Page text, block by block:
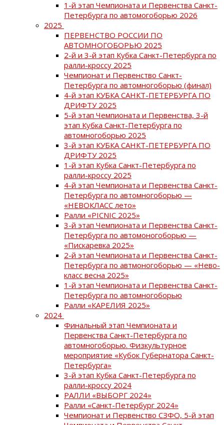
1-й этап Чемпионата и Первенства Санкт-
Петербурга по автомогоборью 2026
2025
ПЕРВЕНСТВО РОССИИ ПО
АВТОМНОГОБОРЬЮ 2025
2-й и 3-й этап Кубка Санкт-Петербурга по
ралли-кроссу 2025
Чемпионат и Первенство Санкт-
Петербурга по автомногоборью (финал)
4-й этап КУБКА САНКТ-ПЕТЕРБУРГА ПО
ДРИФТУ 2025
5-й этап Чемпионата и Первенства, 3-й
этап Кубка Санкт-Петербурга по
автомногоборью 2025
3-й этап КУБКА САНКТ-ПЕТЕРБУРГА ПО
ДРИФТУ 2025
1-й этап Кубка Санкт-Петербурга по
ралли-кроссу 2025
4-й этап Чемпионата и Первенства Санкт-
Петербурга по автомногоборью —
«НЕВОКЛАСС лето»
Ралли «PICNIC 2025»
3-й этап Чемпионата и Первенства Санкт-
Петербурга по автомоногоборью —
«Пискаревка 2025»
2-й этап Чемпионата и Первенства Санкт-
Петербурга по автмоногоборью — «Нево-
класс весна 2025»
1-й этап Чемпионата и Первенства Санкт-
Петербурга по автомногоборью
Ралли «КАРЕЛИЯ 2025»
2024
Финальный этап Чемпионата и
Первенства Санкт-Петербурга по
автомногоборью. Физкультурное
мероприятие «Кубок Губернатора Санкт-
Петербурга»
3-й этап Кубка Санкт-Петербурга по
ралли-кроссу 2024
РАЛЛИ «ВЫБОРГ 2024»
Ралли «Санкт-Петербург 2024»
Чемпионат и Первенство СЗФО, 5-й этап